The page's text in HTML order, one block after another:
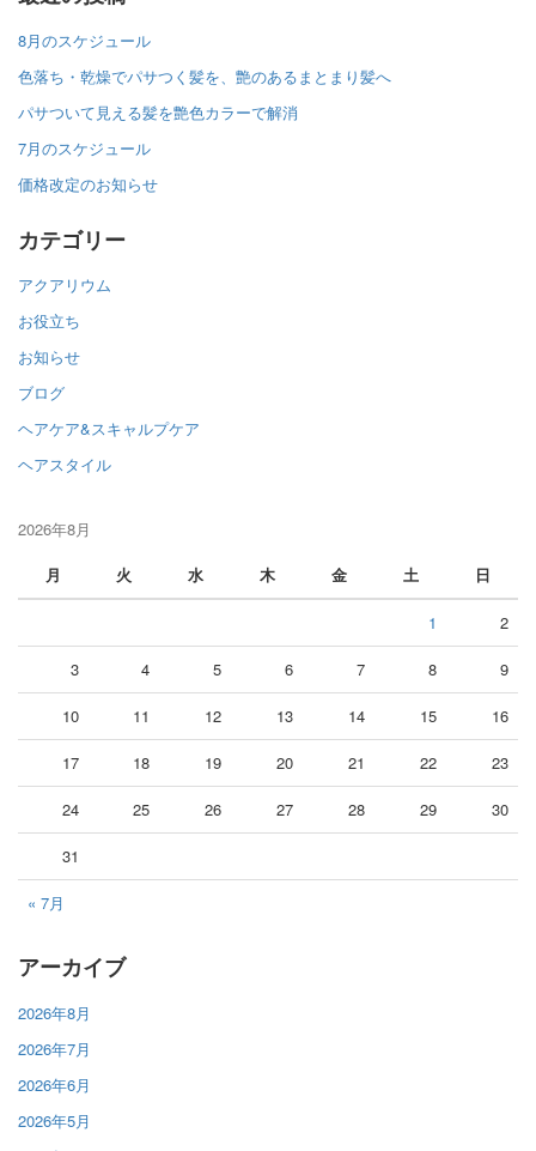
8月のスケジュール
色落ち・乾燥でパサつく髪を、艶のあるまとまり髪へ
パサついて見える髪を艶色カラーで解消
7月のスケジュール
価格改定のお知らせ
カテゴリー
アクアリウム
お役立ち
お知らせ
ブログ
ヘアケア&スキャルプケア
ヘアスタイル
2026年8月
月
火 水 木 金 土 日
« 7月
1 2
3 4 5 6 7 8 9
10 11 12 13 14 15 16
17 18 19 20 21 22 23
24 25 26 27 28 29 30
31
アーカイブ
2026年8月
2026年7月
2026年6月
2026年5月